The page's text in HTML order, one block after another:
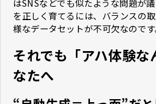
はSNSなどでも似たような問題が
を正しく育てるには、バランスの
様なデータセットが不可欠なのです
それでも「アハ体験な
なたへ